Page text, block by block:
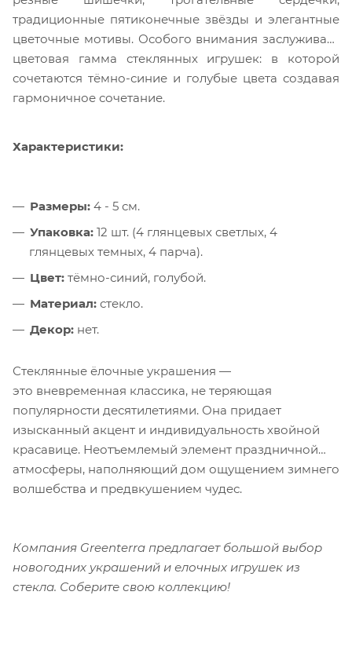
традиционные пятиконечные звёзды и элегантные
цветочные мотивы. Особого внимания заслуживает
цветовая гамма стеклянных игрушек: в которой
сочетаются тёмно-синие и голубые цвета создавая
гармоничное сочетание.
Характеристики:
Размеры: 4 - 5 см.
Упаковка: 12 шт. (4 глянцевых светлых, 4
глянцевых темных, 4 парча).
Цвет: тёмно-синий, голубой.
Материал: стекло.
Декор: нет.
Стеклянные ёлочные украшения —
это вневременная классика, не теряющая
популярности десятилетиями. Она придает
изысканный акцент и индивидуальность хвойной
красавице. Неотъемлемый элемент праздничной
атмосферы, наполняющий дом ощущением зимнего
волшебства и предвкушением чудес.
Компания Greenterra предлагает большой выбор
новогодних украшений и елочных игрушек из
стекла. Соберите свою коллекцию!